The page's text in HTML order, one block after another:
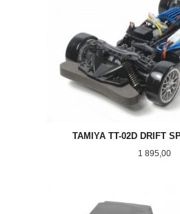
TAMIYA TT-02D DRIFT
Pris
1 895,00